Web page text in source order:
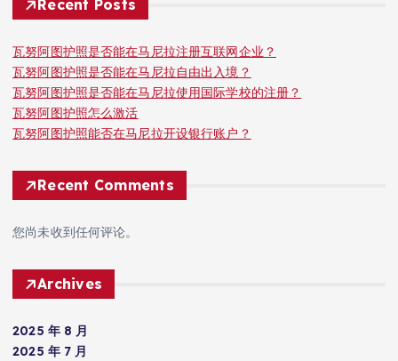
Recent Posts
瓦努阿图护照是否能在马尼拉注册互联网企业？
瓦努阿图护照是否能在马尼拉自由出入境？
瓦努阿图护照是否能在马尼拉使用国际学校的注册？
瓦努阿图护照怎么激活
瓦努阿图护照能否在马尼拉开设银行账户？
Recent Comments
您尚未收到任何评论。
Archives
2025 年 8 月
2025 年 7 月